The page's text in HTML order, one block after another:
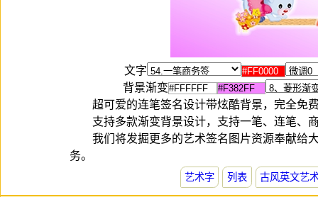
文字
背景渐变
超可爱的连笔签名设计带炫酷背景，完全免
支持多款渐变背景设计，支持一笔、连笔、
我们将发掘更多的艺术签名图片资源奉献给
务。
艺术字 列表 古风英文艺